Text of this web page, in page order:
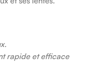
rapide et efficace